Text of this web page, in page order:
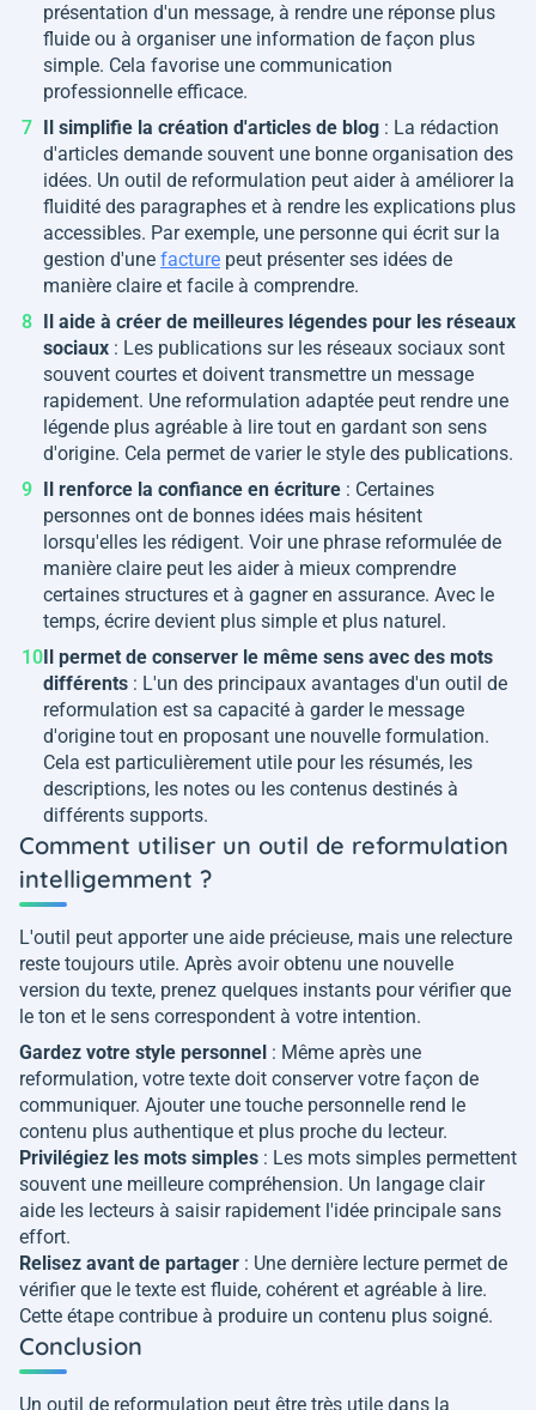
présentation d'un message, à rendre une réponse plus
fluide ou à organiser une information de façon plus
simple. Cela favorise une communication
professionnelle efficace.
Il simplifie la création d'articles de blog : La rédaction
d'articles demande souvent une bonne organisation des
idées. Un outil de reformulation peut aider à améliorer la
fluidité des paragraphes et à rendre les explications plus
accessibles. Par exemple, une personne qui écrit sur la
gestion d'une facture peut présenter ses idées de
manière claire et facile à comprendre.
Il aide à créer de meilleures légendes pour les réseaux
sociaux : Les publications sur les réseaux sociaux sont
souvent courtes et doivent transmettre un message
rapidement. Une reformulation adaptée peut rendre une
légende plus agréable à lire tout en gardant son sens
d'origine. Cela permet de varier le style des publications.
Il renforce la confiance en écriture : Certaines
personnes ont de bonnes idées mais hésitent
lorsqu'elles les rédigent. Voir une phrase reformulée de
manière claire peut les aider à mieux comprendre
certaines structures et à gagner en assurance. Avec le
temps, écrire devient plus simple et plus naturel.
Il permet de conserver le même sens avec des mots
différents : L'un des principaux avantages d'un outil de
reformulation est sa capacité à garder le message
d'origine tout en proposant une nouvelle formulation.
Cela est particulièrement utile pour les résumés, les
descriptions, les notes ou les contenus destinés à
différents supports.
Comment utiliser un outil de reformulation
intelligemment ?
L'outil peut apporter une aide précieuse, mais une relecture
reste toujours utile. Après avoir obtenu une nouvelle
version du texte, prenez quelques instants pour vérifier que
le ton et le sens correspondent à votre intention.
Gardez votre style personnel : Même après une
reformulation, votre texte doit conserver votre façon de
communiquer. Ajouter une touche personnelle rend le
contenu plus authentique et plus proche du lecteur.
Privilégiez les mots simples : Les mots simples permettent
souvent une meilleure compréhension. Un langage clair
aide les lecteurs à saisir rapidement l'idée principale sans
effort.
Relisez avant de partager : Une dernière lecture permet de
vérifier que le texte est fluide, cohérent et agréable à lire.
Cette étape contribue à produire un contenu plus soigné.
Conclusion
Un outil de reformulation peut être très utile dans la